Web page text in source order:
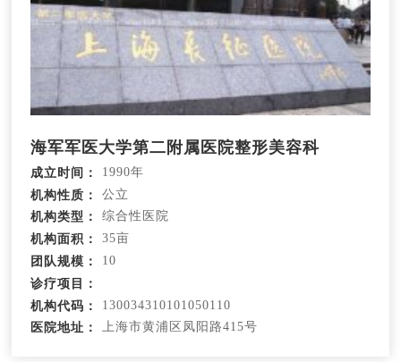
海军军医大学第二附属医院整形美容科
成立时间：
1990年
机构性质：
公立
机构类型：
综合性医院
机构面积：
35亩
团队规模：
10
诊疗项目：
机构代码：
130034310101050110
医院地址：
上海市黄浦区凤阳路415号